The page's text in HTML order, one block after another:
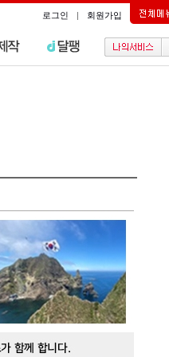
로그인 | 회원가입